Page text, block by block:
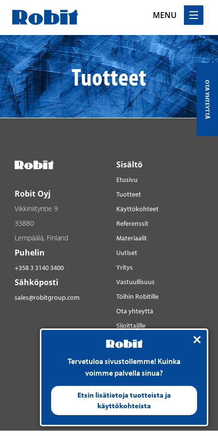
MENU
Skip
to
content
Tuotteet
OTA YHTEYTTÄ
Tervetuloa sivustollemme! Kuinka
voimme palvella sinua?
Etsin lisätietoja tuotteista ja
käyttökohteista
Robit Oyj
Vikkiniityntie 9
33880
Lempäälä, Finland
Puhelin
+358 3 3140 3400
Sähköposti
sales@robitgroup.com
Sisältö
Etusivu
Tuotteet
Käyttökohteet
Referenssit
Materiaalit
Uutiset
Yritys
Vastuullisuus
Töihin Robitille
Ota yhteyttä
Sijoittajille
Sosiaalinen media
LinkedIn
Instagram